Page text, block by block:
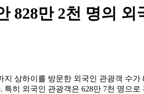
828만 2천 명의
상하이를 방문한 외국인 관광객 수
히 외국인 관광객은 628만 7천 명으